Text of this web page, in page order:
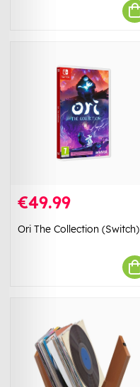
€49.99
Ori The Collection (Switch)